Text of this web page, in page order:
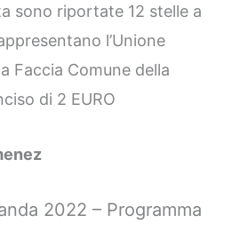
sono riportate 12 stelle a
l’Unione
Faccia Comune della
di 2 EURO
2022 – Programma